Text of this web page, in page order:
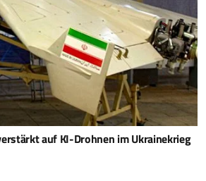
auf KI-Drohnen im Ukrainekrieg